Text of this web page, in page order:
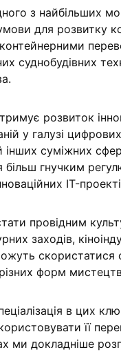
з найбільших
для розвитку
суднобудівних
розвиток
у галузі
інших суміжних
гнучким
IT-
провідним
заходів,
скористатися
форм
в цих
її
ми докладніше